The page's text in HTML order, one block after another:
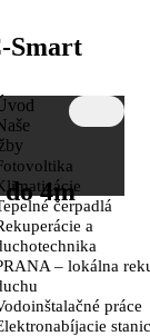
čerpadlá
a
– lokálna
práce
Smart
do 4m